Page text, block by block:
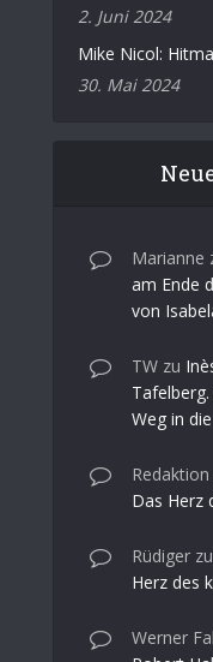
2. Juni 2024
Mike Nicol:
30. Mai 2024
Marianne
am Ende
von
TW zu
Weg in
Redaktion
Das Herz
Rüdiger zu
Herz des
Werner